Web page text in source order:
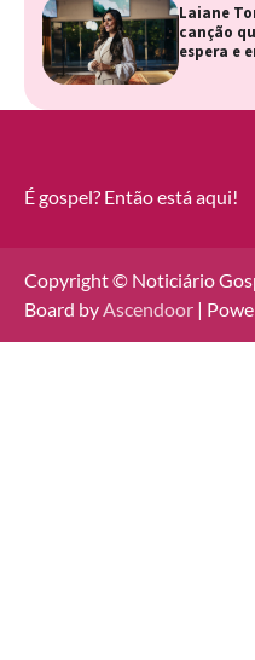
Laiane
canção
espera e
É gospel? Então está aqui!
Copyright © Noticiário
Board byAscendoor |